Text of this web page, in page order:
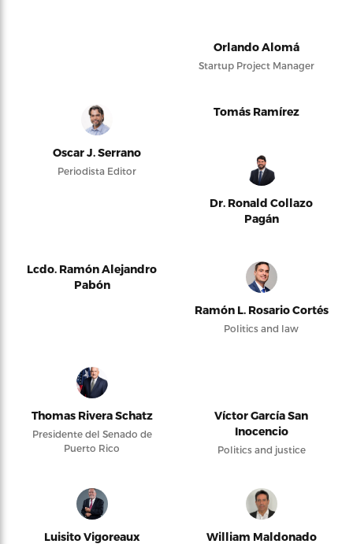
Orlando Alomá
Startup Project Manager
Oscar J. Serrano
Periodista Editor
Tomás Ramírez
Dr. Ronald Collazo
Pagán
Lcdo. Ramón Alejandro
Pabón
Ramón L. Rosario Cortés
Politics and law
Thomas Rivera Schatz
Presidente del Senado de
Puerto Rico
Víctor García San
Inocencio
Politics and justice
Luisito Vigoreaux William Maldonado